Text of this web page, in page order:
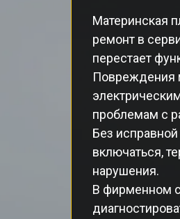
Материнская
ремонт в
перестает
Повреждения
проблемам с
Без
включаться,
нарушения.
В фирменном